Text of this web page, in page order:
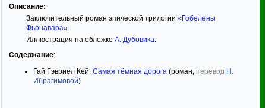
Описание:
Заключительный роман эпической трилогии «Гобелены
Фьонавара».
Иллюстрация на обложке А. Дубовика.
Содержание:
Гай Гэвриел Кей. Самая тёмная дорога (роман, перевод Н.
Ибрагимовой)